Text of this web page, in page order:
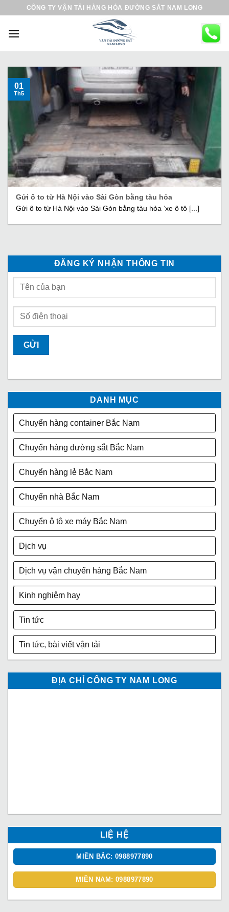
CÔNG TY VẬN TẢI HÀNG HÓA ĐƯỜNG SẮT NAM LONG
Gửi ô to từ Hà Nội vào Sài Gòn bằng tàu hỏa
Gửi ô to từ Hà Nội vào Sài Gòn bằng tàu hỏa ‘xe ô tô [...]
01
Th5
ĐĂNG KÝ NHẬN THÔNG TIN
DANH MỤC
Chuyển hàng container Bắc Nam
Chuyển hàng đường sắt Bắc Nam
Chuyển hàng lẻ Bắc Nam
Chuyển nhà Bắc Nam
Chuyển ô tô xe máy Bắc Nam
Dịch vụ
Dịch vụ vận chuyển hàng Bắc Nam
Kinh nghiệm hay
Tin tức
Tin tức, bài viết vận tải
ĐỊA CHỈ CÔNG TY NAM LONG
LIỆ HỆ
MIỀN BẮC: 0988977890
MIỀN NAM: 0988977890